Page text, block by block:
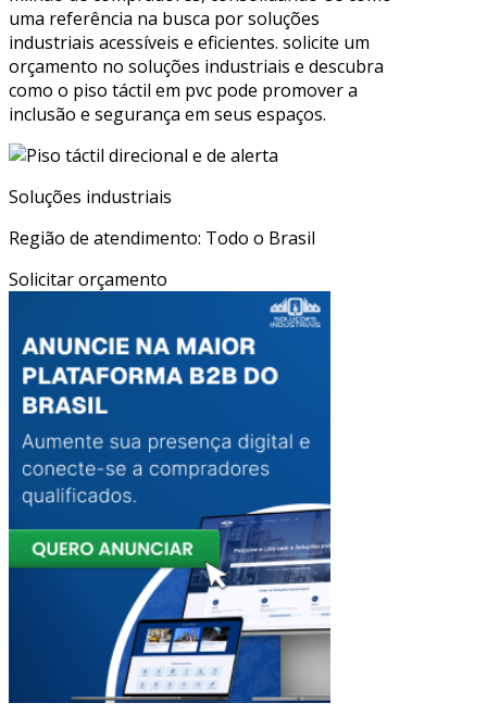
uma referência na busca por soluções
industriais acessíveis e eficientes. solicite um
orçamento no soluções industriais e descubra
como o piso táctil em pvc pode promover a
inclusão e segurança em seus espaços.
Soluções industriais
Região de atendimento: Todo o Brasil
Solicitar orçamento